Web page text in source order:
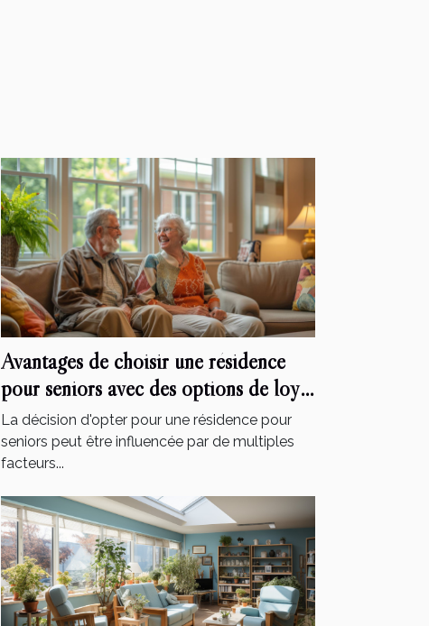
Avantages de choisir une résidence
pour seniors avec des options de loyer
modéré et des services inclus
La décision d'opter pour une résidence pour
seniors peut être influencée par de multiples
facteurs...